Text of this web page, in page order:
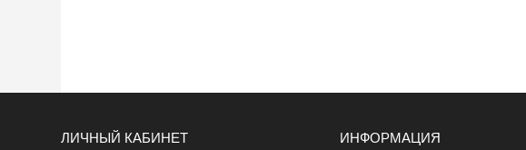
ЛИЧНЫЙ КАБИНЕТ ИНФОРМАЦИЯ